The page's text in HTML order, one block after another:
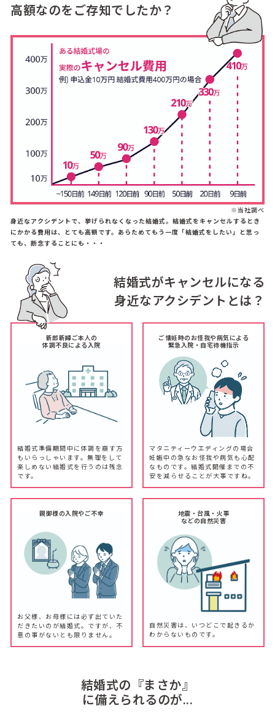
高額なのをご存知でしたか？
※当社調べ
身近なアクシデントで、挙げられなくなった結婚式。結婚式をキャンセルするとき
にかかる費用は、とても高額です。あらためてもう一度「結婚式をしたい」と思っ
ても、断念することにも・・・
結婚式がキャンセルになる
身近なアクシデントとは？
新郎新婦ご本人の
体調不良による入院
結婚式準備期間中に体調を崩す方
もいらっしゃいます。無理をして
楽しめない結婚式を行うのは残念
です。
ご懐妊時のお怪我や病気による
緊急入院・自宅待機指示
マタニティーウエディングの場合
妊娠中の急なお怪我や病気も心配
なものです。結婚式開催までの不
安を減らせることが大事ですね。
親御様の入院やご不幸
お父様、お母様には必ず出ていた
だきたいのが結婚式。ですが、不
意の事がないとも限りません。
地震・台風・火事
などの自然災害
自然災害は、いつどこで起きるか
わからないものです。
結婚式の『まさか』
に備えられるのが...